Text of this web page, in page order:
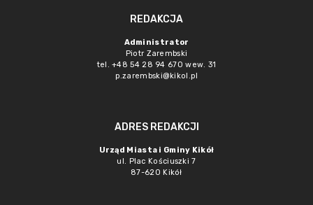
REDAKCJA
Administrator
Piotr Zarembski
tel. +48 54 28 94 670 wew. 31
p.zarembski@kikol.pl
ADRES REDAKCJI
Urząd Miasta i Gminy Kikół
ul. Plac Kościuszki 7
87-620 Kikół